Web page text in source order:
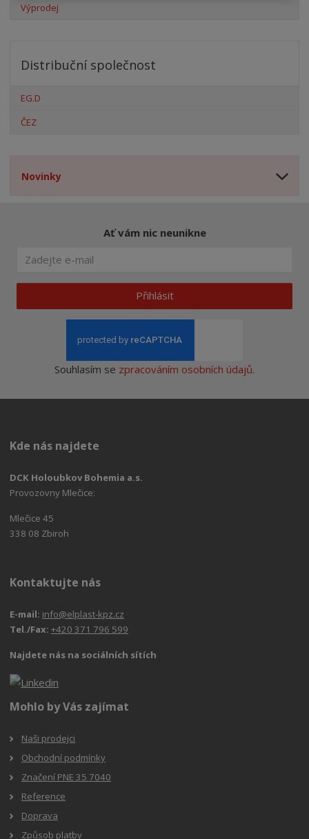
Výprodej
Distribuční společnost
EG.D
ČEZ
Novinky
Ať vám nic neunikne
Přihlásit
Souhlasím se zpracováním osobních údajů.
Kde nás najdete
DCK Holoubkov Bohemia a.s.
Provozovny Mlečice:
Mlečice 45
338 08 Zbiroh
Kontaktujte nás
E-mail: info@elplast-kpz.cz
Tel./Fax:+420 371 796 599
Najdete nás na sociálních sítích
Mohlo by Vás zajímat
Naši prodejci
Obchodní podmínky
Značení PNE 35 7040
Reference
Doprava
Způsob platby